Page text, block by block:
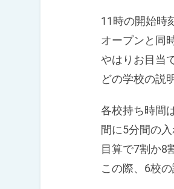
11時の開始時
オープンと同
やはりお目当
どの学校の説
各校持ち時間は
間に5分間の入
目算で7割か8
この際、6校の